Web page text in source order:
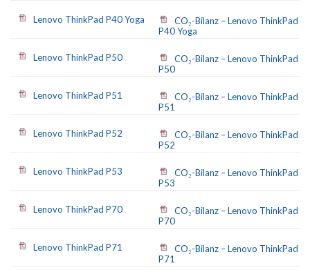
Lenovo ThinkPad P40 Yoga
CO₂-Bilanz – Lenovo ThinkPad
P40 Yoga
Lenovo ThinkPad P50
CO₂-Bilanz – Lenovo ThinkPad
P50
Lenovo ThinkPad P51
CO₂-Bilanz – Lenovo ThinkPad
P51
Lenovo ThinkPad P52
CO₂-Bilanz – Lenovo ThinkPad
P52
Lenovo ThinkPad P53
CO₂-Bilanz – Lenovo ThinkPad
P53
Lenovo ThinkPad P70
CO₂-Bilanz – Lenovo ThinkPad
P70
Lenovo ThinkPad P71
CO₂-Bilanz – Lenovo ThinkPad
P71